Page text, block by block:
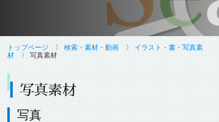
トップページ 〉 検索・素材・動画 〉 イラスト・書・写真素
材 〉 写真素材
写真素材
写真